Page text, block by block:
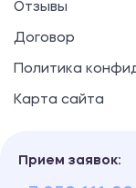
Отзывы
Договор
Политика
Карта сайта
Прием заявок: